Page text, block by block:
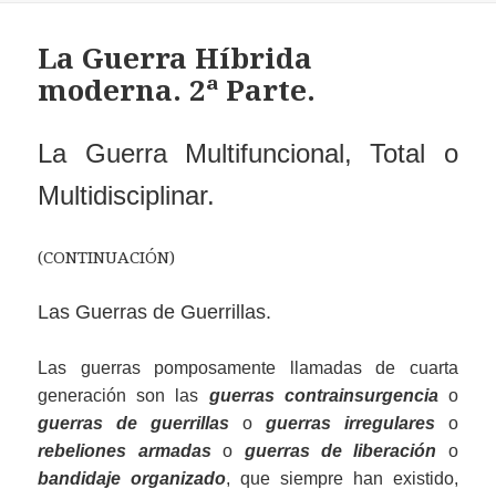
La Guerra Híbrida
moderna. 2ª Parte.
La Guerra Multifuncional, Total o
Multidisciplinar.
(CONTINUACIÓN)
Las Guerras de Guerrillas.
Las guerras pomposamente llamadas de cuarta
generación son las guerras contrainsurgenciao
guerras de guerrillas o guerras irregulares o
rebeliones armadas o guerras de liberación o
bandidaje organizado, que siempre han existido,